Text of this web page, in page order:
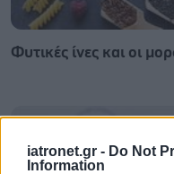
iatronet.gr - Do Not
Information
Φυτικές ίνες και οι